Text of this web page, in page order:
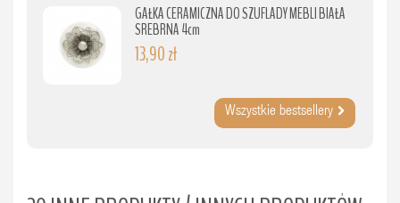
GAŁKA CERAMICZNA DO SZUFLADY MEBLI BIAŁA
SREBRNA 4cm
13,90 zł
Wszystkie bestsellery